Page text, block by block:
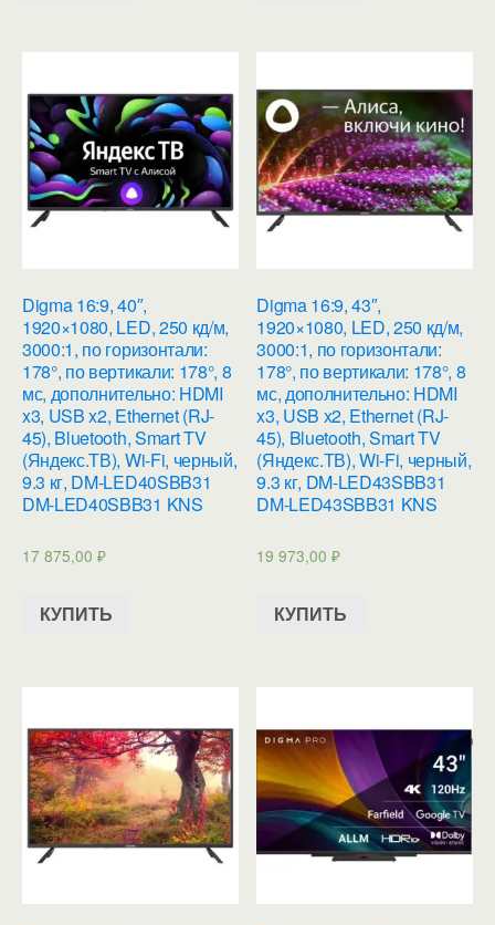
Digma 16:9, 40″,
1920×1080, LED, 250 кд/м,
3000:1, по горизонтали:
178°, по вертикали: 178°, 8
мс, дополнительно: HDMI
x3, USB x2, Ethernet (RJ-
45), Bluetooth, Smart TV
(Яндекс.ТВ), Wi-Fi, черный,
9.3 кг, DM-LED40SBB31
DM-LED40SBB31 KNS
17 875,00 ₽
КУПИТЬ
Digma 16:9, 43″,
1920×1080, LED, 250 кд/м,
3000:1, по горизонтали:
178°, по вертикали: 178°, 8
мс, дополнительно: HDMI
x3, USB x2, Ethernet (RJ-
45), Bluetooth, Smart TV
(Яндекс.ТВ), Wi-Fi, черный,
9.3 кг, DM-LED43SBB31
DM-LED43SBB31 KNS
19 973,00₽
КУПИТЬ